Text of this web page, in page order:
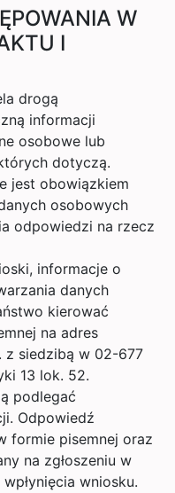
W
I
drogą
informacji
osobowe lub
dotyczą.
jest obowiązkiem
osobowych
odpowiedzi na rzecz
informacje o
danych
kierować
na adres
z siedzibą w 02-677
13 lok. 52.
podlegać
Odpowiedź
formie pisemnej oraz
na zgłoszeniu w
wniosku.